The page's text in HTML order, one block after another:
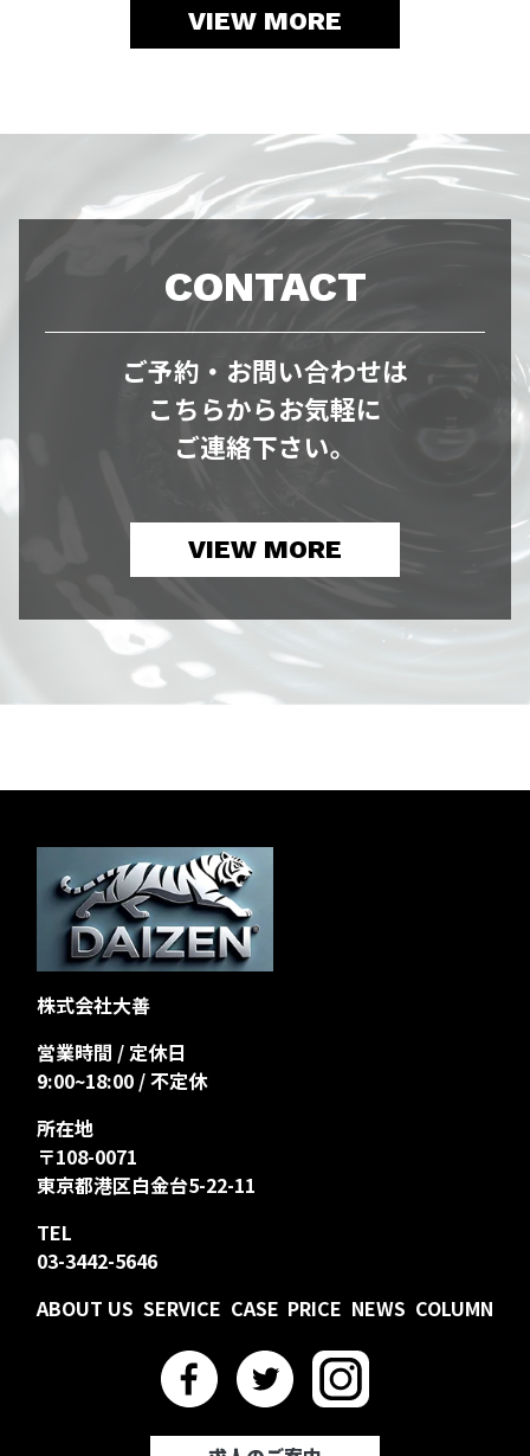
VIEW MORE
CONTACT
ご予約・お問い合わせは
こちらからお気軽に
ご連絡下さい。
VIEW MORE
株式会社大善
営業時間 / 定休日
9:00~18:00 / 不定休
所在地
〒108-0071
東京都港区白金台5-22-11
TEL
03-3442-5646
ABOUT US SERVICE CASE PRICE NEWS COLUMN